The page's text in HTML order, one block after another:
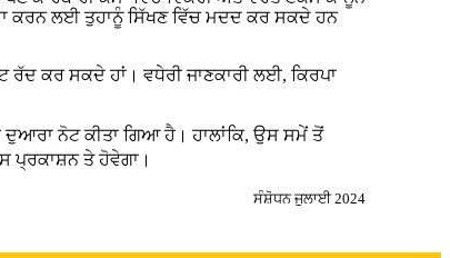
ਕਰਨ ਲਈ ਤੁਹਾਨੂੰ ਸਿੱਖਣ ਵਿੱਚ ਮਦਦ ਕਰ ਸਕਦੇ ਹਨ
ਰੱਦ ਕਰ ਸਕਦੇ ਹਾਂ। ਵਧੇਰੀ ਜਾਣਕਾਰੀ ਲਈ, ਕਿਰਪਾ
ਨੋਟ ਕੀਤਾ ਗਿਆ ਹੈ। ਹਾਲਾਂਕਿ, ਉਸ ਸਮੇਂ ਤੋਂ
ਪ੍ਰਕਾਸ਼ਨ ਤੇ ਹੋਵੇਗਾ।
ਸੰਸ਼ੋਧਨ ਜੁਲਾਈ 2024